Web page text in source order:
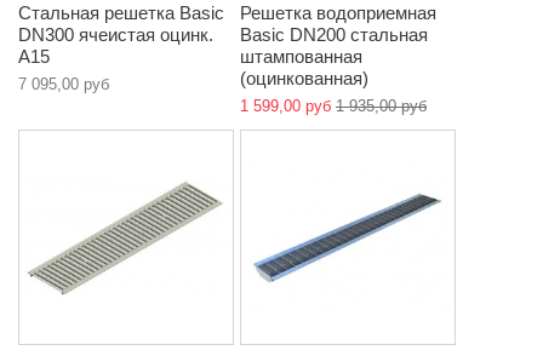
Стальная решетка Basic
DN300 ячеистая оцинк.
A15
7 095,00 руб
Решетка водоприемная
Basic DN200 стальная
штампованная
(оцинкованная)
1 599,00 руб 1 935,00 руб